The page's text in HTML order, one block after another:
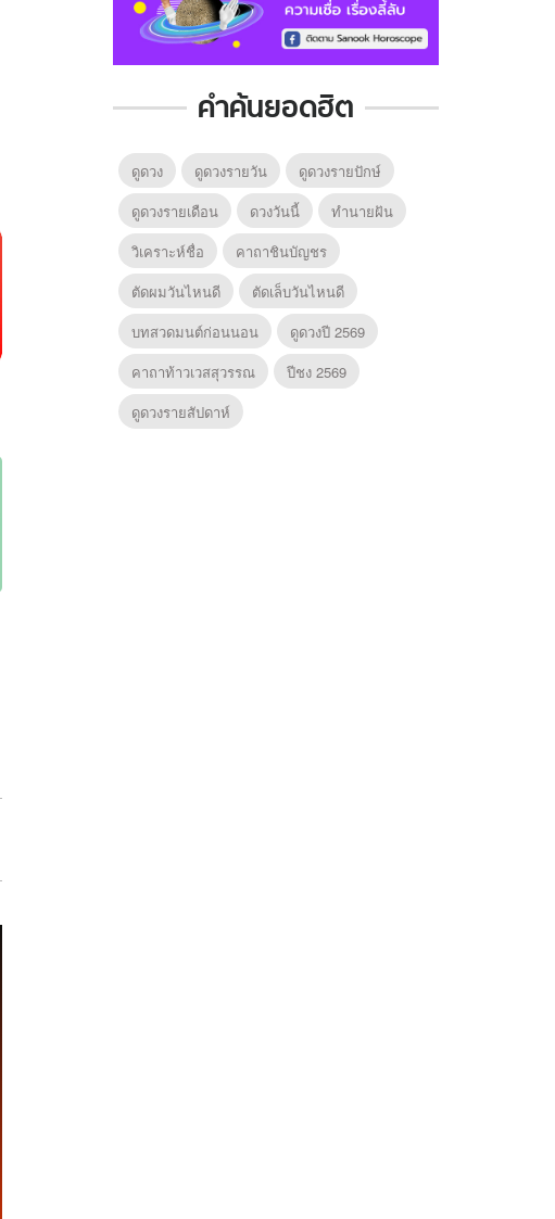
คำค้นยอดฮิต
ดูดวง ดูดวงรายวัน
ดูดวงรายปักษ์
ดูดวงรายเดือน
ดวงวันนี้
ทํานายฝัน
วิเคราะห์ชื่อ
คาถาชินบัญชร
ตัดผมวันไหนดี
ตัดเล็บวันไหนดี
บทสวดมนต์ก่อนนอน
ดูดวงปี 2569
คาถาท้าวเวสสุวรรณ
ปีชง 2569
ดูดวงรายสัปดาห์